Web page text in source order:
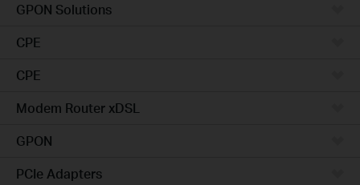
GPON Solutions
CPE
CPE
Modem Router xDSL
GPON
PCIe Adapters